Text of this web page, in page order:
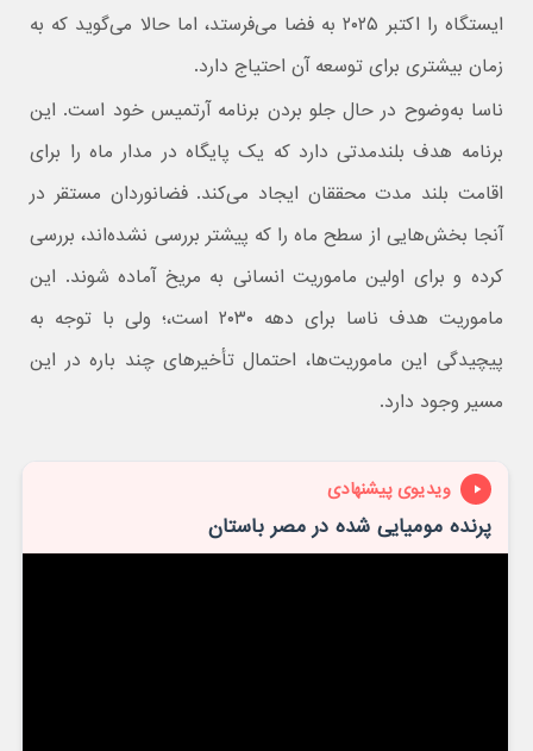
ایستگاه را اکتبر ۲۰۲۵ به فضا می‌فرستد، اما حالا می‌گوید که به
زمان بیشتری برای توسعه آن احتیاج دارد.
ناسا به‌وضوح در حال جلو بردن برنامه آرتمیس خود است. این
برنامه هدف بلندمدتی دارد که یک پایگاه در مدار ماه را برای
اقامت بلند مدت محققان ایجاد می‌کند. فضانوردان مستقر در
آنجا بخش‌هایی از سطح ماه را که پیشتر بررسی نشده‌اند، بررسی
کرده و برای اولین ماموریت انسانی به مریخ آماده شوند. این
ماموریت هدف ناسا برای دهه ۲۰۳۰ است،؛ ولی با توجه به
پیچیدگی این ماموریت‌ها، احتمال تأخیرهای چند باره در این
مسیر وجود دارد.
ویدیوی پیشنهادی
پرنده مومیایی شده در مصر باستان